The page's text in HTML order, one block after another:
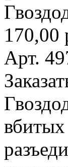
170,00
Арт.
вбитых